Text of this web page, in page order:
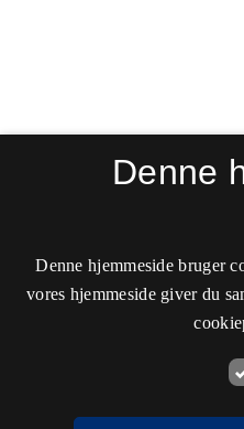
Denne
Denne hjemmeside bruger
vores hjemmeside giver du